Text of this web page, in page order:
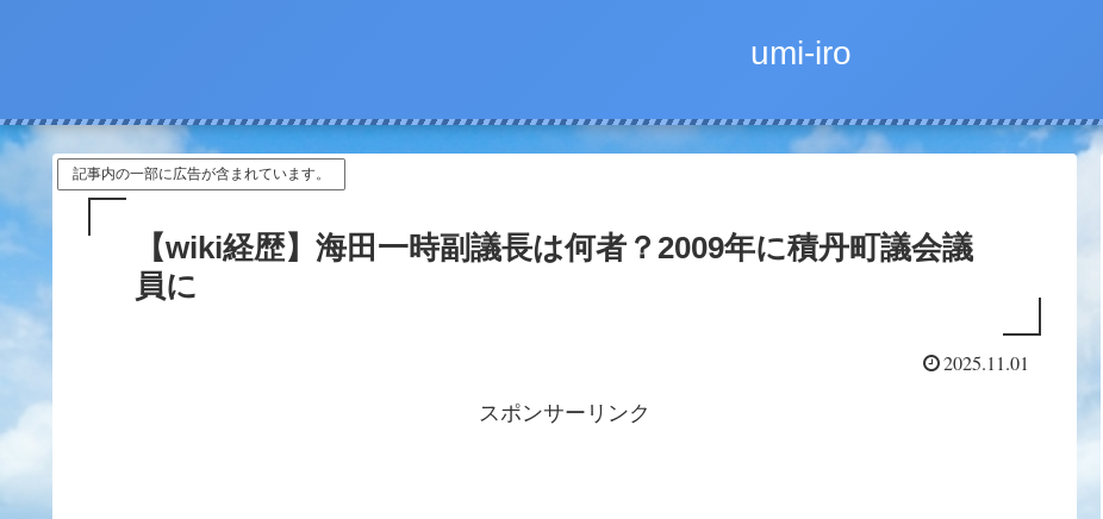
umi-iro
記事内の一部に広告が含まれています。
【wiki経歴】海田一時副議長は何者？2009年に積丹町議会議
員に
2025.11.01
スポンサーリンク